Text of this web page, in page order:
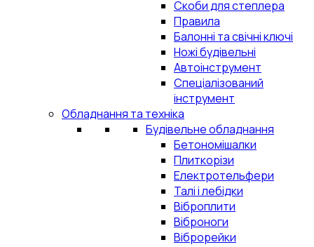
Скоби для степлера
Правила
Балонні та свічні ключі
Ножі будівельні
Автоінструмент
Спеціалізований
інструмент
Обладнання та техніка
Будівельне обладнання
Бетономішалки
Плиткорізи
Електротельфери
Талі і лебідки
Віброплити
Віброноги
Віброрейки